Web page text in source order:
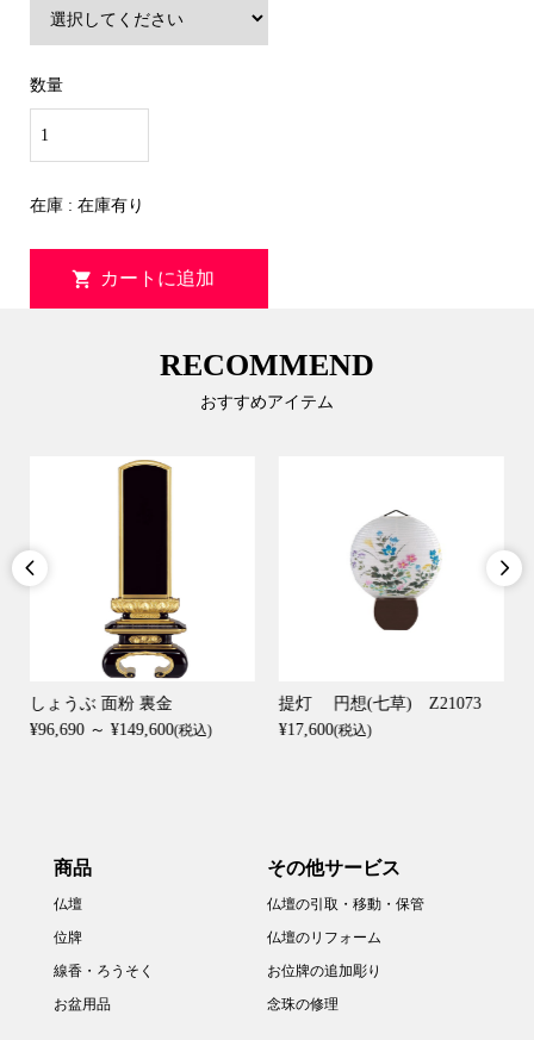
数量
在庫 : 在庫有り
RECOMMEND
おすすめアイテム

しょうぶ 面粉 裏金
¥96,690 ～ ¥149,600(税込)
提灯 円想(七草) Z21073
¥17,600(税込)

商品
仏壇
位牌
線香・ろうそく
お盆用品
その他サービス
仏壇の引取・移動・保管
仏壇のリフォーム
お位牌の追加彫り
念珠の修理